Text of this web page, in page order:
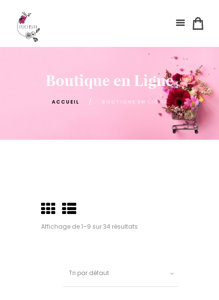
Boutique en Ligne
ACCUEIL BOUTIQUE EN LIGNE
Affichage de 1–9 sur 34 résultats